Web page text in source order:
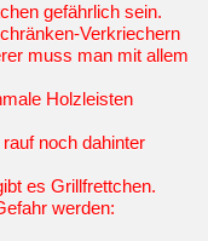
gefährlich sein.
Verkriechern
muss man mit allem
Holzleisten
noch dahinter
es Grillfrettchen.
werden: